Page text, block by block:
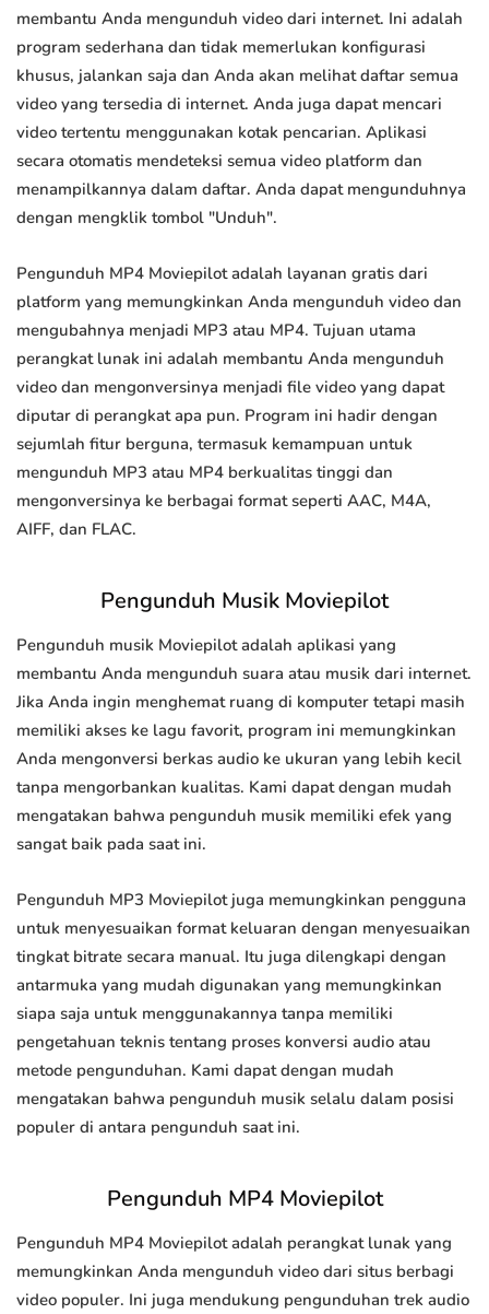
membantu Anda mengunduh video dari internet. Ini adalah
program sederhana dan tidak memerlukan konfigurasi
khusus, jalankan saja dan Anda akan melihat daftar semua
video yang tersedia di internet. Anda juga dapat mencari
video tertentu menggunakan kotak pencarian. Aplikasi
secara otomatis mendeteksi semua video platform dan
menampilkannya dalam daftar. Anda dapat mengunduhnya
dengan mengklik tombol "Unduh".
Pengunduh MP4 Moviepilot adalah layanan gratis dari
platform yang memungkinkan Anda mengunduh video dan
mengubahnya menjadi MP3 atau MP4. Tujuan utama
perangkat lunak ini adalah membantu Anda mengunduh
video dan mengonversinya menjadi file video yang dapat
diputar di perangkat apa pun. Program ini hadir dengan
sejumlah fitur berguna, termasuk kemampuan untuk
mengunduh MP3 atau MP4 berkualitas tinggi dan
mengonversinya ke berbagai format seperti AAC, M4A,
AIFF, dan FLAC.
Pengunduh Musik Moviepilot
Pengunduh musik Moviepilot adalah aplikasi yang
membantu Anda mengunduh suara atau musik dari internet.
Jika Anda ingin menghemat ruang di komputer tetapi masih
memiliki akses ke lagu favorit, program ini memungkinkan
Anda mengonversi berkas audio ke ukuran yang lebih kecil
tanpa mengorbankan kualitas. Kami dapat dengan mudah
mengatakan bahwa pengunduh musik memiliki efek yang
sangat baik pada saat ini.
Pengunduh MP3 Moviepilot juga memungkinkan pengguna
untuk menyesuaikan format keluaran dengan menyesuaikan
tingkat bitrate secara manual. Itu juga dilengkapi dengan
antarmuka yang mudah digunakan yang memungkinkan
siapa saja untuk menggunakannya tanpa memiliki
pengetahuan teknis tentang proses konversi audio atau
metode pengunduhan. Kami dapat dengan mudah
mengatakan bahwa pengunduh musik selalu dalam posisi
populer di antara pengunduh saat ini.
Pengunduh MP4 Moviepilot
Pengunduh MP4 Moviepilot adalah perangkat lunak yang
memungkinkan Anda mengunduh video dari situs berbagi
video populer. Ini juga mendukung pengunduhan trek audio